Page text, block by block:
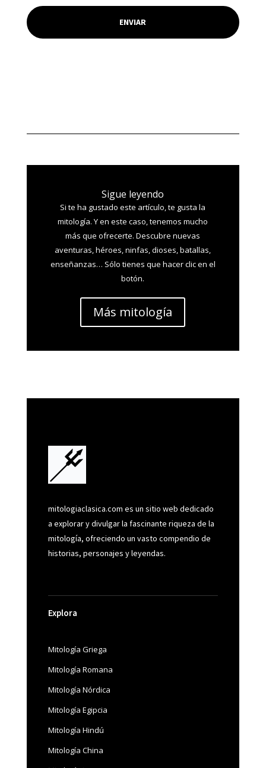
ENVIAR
Sigue leyendo
Si te ha gustado este artículo, te gusta la
mitología. Y en este caso, tenemos mucho
más que ofrecerte. Descubre nuevas
aventuras, héroes, ninfas, dioses, batallas,
enseñanzas… Sólo tienes que hacer clic en el
botón.
Más mitología
mitologiaclasica.com es un sitio web dedicado
a explorar y divulgar la fascinante riqueza de la
mitología, ofreciendo un vasto compendio de
historias, personajes y leyendas.
Explora
Mitología Griega
Mitología Romana
Mitología Nórdica
Mitología Egipcia
Mitología Hindú
Mitología China